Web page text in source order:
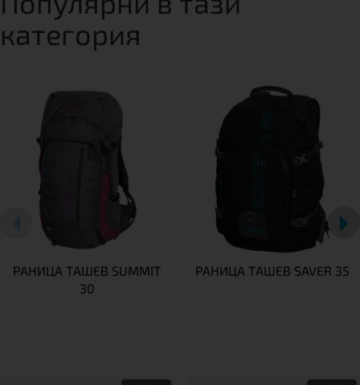
категория
РАНИЦА ТАШЕВ SUMMIT
30
РАНИЦА ТАШЕВ SAVER 35